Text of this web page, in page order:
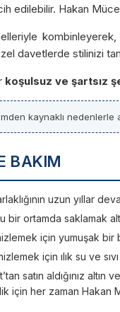
edilebilir. Hakan
davetlerde stilinizi
koşulsuz ve şartsız
kaynaklı nedenlerle
BAKIM
uzun
bir ortamda saklamak
için yumuşak
için ılık su ve
satın aldığınız
için her zaman Hakan